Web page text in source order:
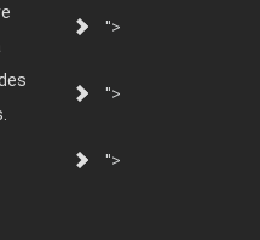
">
">
">